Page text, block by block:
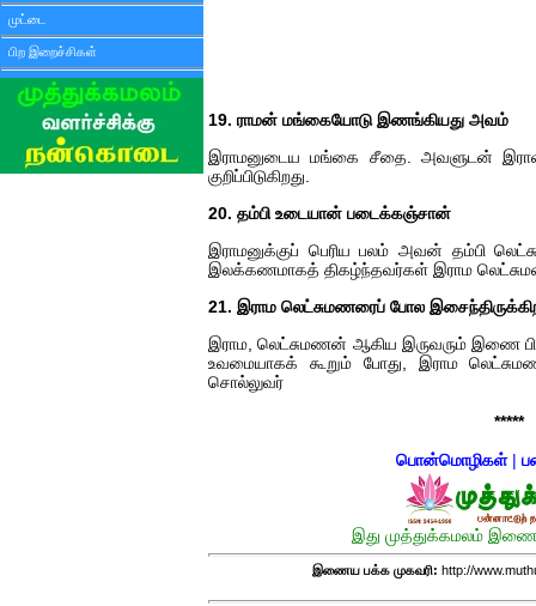
முட்டை
பிற இறைச்சிகள்
19. ராமன் மங்கையோடு இணங்கியது அவம்
இராமனுடைய மங்கை சீதை. அவளுடன்
குறிப்பிடுகிறது.
20. தம்பி உடையான் படைக்கஞ்சான்
இராமனுக்குப் பெரிய பலம் அவன் தம்பி
இலக்கணமாகத் திகழ்ந்தவர்கள் இராம
21. இராம லெட்சுமணரைப் போல
இராம, லெட்சுமணன் ஆகிய இருவரும் இணை
உவமையாகக் கூறும் போது, இராம
சொல்லுவர்
*****
பொன்மொழிகள்|
இது முத்துக்கமலம்
இணைய பக்க முகவரி: http://